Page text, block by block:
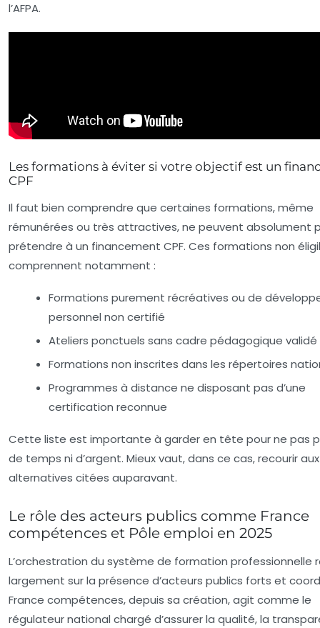
l’AFPA.
Les formations à éviter si votre objectif est un
CPF
Il faut bien comprendre que certaines formations, même
rémunérées ou très attractives, ne peuvent absolument
prétendre à un financement CPF. Ces formations non
comprennent notamment :
Formations purement récréatives ou de
personnel non certifié
Ateliers ponctuels sans cadre pédagogique validé
Formations non inscrites dans les répertoires
Programmes à distance ne disposant pas d’une
certification reconnue
Cette liste est importante à garder en tête pour ne pas
de temps ni d’argent. Mieux vaut, dans ce cas, recourir aux
alternatives citées auparavant.
Le rôle des acteurs publics comme France
compétences et Pôle emploi en 2025
L’orchestration du système de formation professionnelle
largement sur la présence d’acteurs publics forts et
France compétences, depuis sa création, agit comme le
régulateur national chargé d’assurer la qualité, la